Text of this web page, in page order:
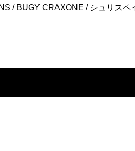
/ BUGY CRAXONE / シュリスペ